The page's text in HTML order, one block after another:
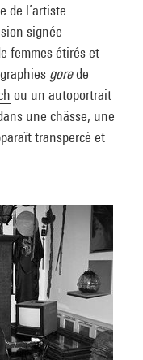
de l’artiste
signée
femmes étirés et
gorede
ou un autoportrait
une châsse, une
transpercé et